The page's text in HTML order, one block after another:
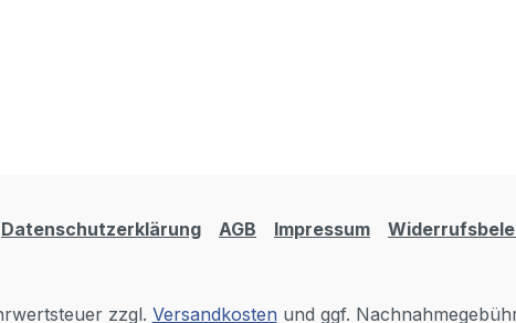
Datenschutzerklärung AGB Impressum
zzgl. Versandkosten und ggf.